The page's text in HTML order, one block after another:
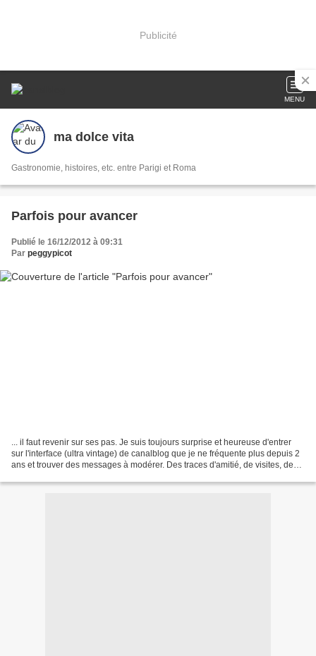
Publicité
MENU
ma dolce vita
Gastronomie, histoires, etc. entre Parigi et Roma
Parfois pour avancer
Publié le 16/12/2012 à 09:31
Par peggypicot
... il faut revenir sur ses pas. Je suis toujours surprise et heureuse d'entrer
sur l'interface (ultra vintage) de canalblog que je ne fréquente plus depuis 2
ans et trouver des messages à modérer. Des traces d'amitié, de visites, de